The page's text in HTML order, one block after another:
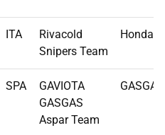
ITA
Rivacold
Snipers Team
Honda
SPA
GAVIOTA
GASGAS
Aspar Team
GASGAS